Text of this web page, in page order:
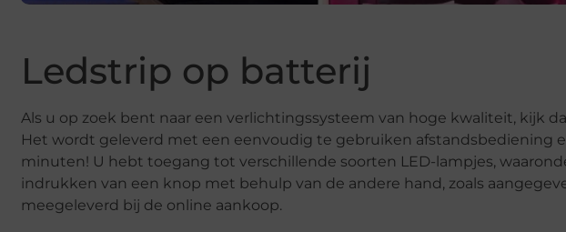
Ledstrip op batterij
Als u op zoek bent naar een verlichtingssysteem van hoge kwaliteit, kijk
Het wordt geleverd met een eenvoudig te gebruiken afstandsbediening
minuten! U hebt toegang tot verschillende soorten LED-lampjes,
indrukken van een knop met behulp van de andere hand, zoals
meegeleverd bij de online aankoop.